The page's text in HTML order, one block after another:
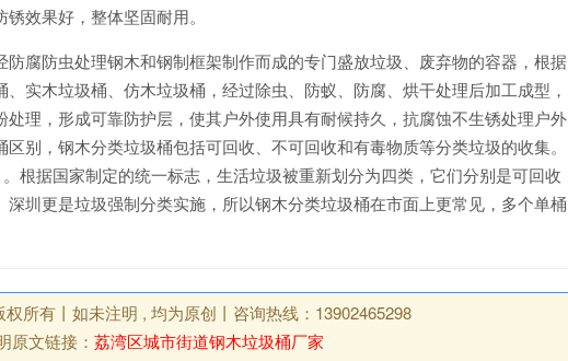
效果好，整体坚固耐用。
防腐防虫处理钢木和钢制框架制作而成的专门盛放垃圾、废弃物的容器，根据
实木垃圾桶、仿木垃圾桶，经过除虫、防蚁、防腐、烘干处理后加工成型，
理，形成可靠防护层，使其户外使用具有耐候持久，抗腐蚀不生锈处理户外
别，钢木分类垃圾桶包括可回收、不可回收和有毒物质等分类垃圾的收集。
根据国家制定的统一标志，生活垃圾被重新划分为四类，它们分别是可回收
圳更是垃圾强制分类实施，所以钢木分类垃圾桶在市面上更常见，多个单桶
所有丨如未注明 , 均为原创丨咨询热线：13902465298
原文链接： 荔湾区城市街道钢木垃圾桶厂家